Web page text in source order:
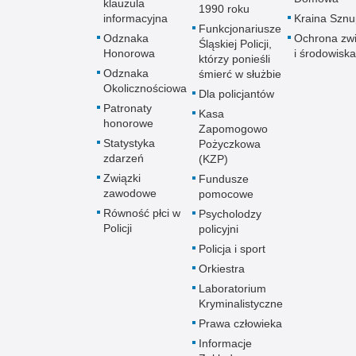
klauzula
informacyjna
Odznaka
Honorowa
Odznaka
Okolicznościowa
Patronaty
honorowe
Statystyka
zdarzeń
Związki
zawodowe
Równość płci w
Policji
1990 roku
Funkcjonariusze
Śląskiej Policji,
którzy ponieśli
śmierć w służbie
Dla policjantów
Kasa
Zapomogowo
Pożyczkowa
(KZP)
Fundusze
pomocowe
Psycholodzy
policyjni
Policja i sport
Orkiestra
Laboratorium
Kryminalistyczne
Prawa człowieka
Informacje
Kraina
Ochrona
i środowiska